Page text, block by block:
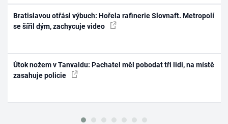
Bratislavou otřásl výbuch: Hořela rafinerie Slovnaft. Metropolí
se šířil dým, zachycuje video
Útok nožem v Tanvaldu: Pachatel měl pobodat tři lidi, na místě
zasahuje policie